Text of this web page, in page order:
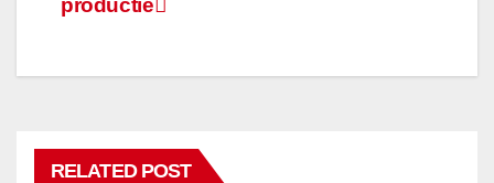
în
articole
productie
RELATED POST